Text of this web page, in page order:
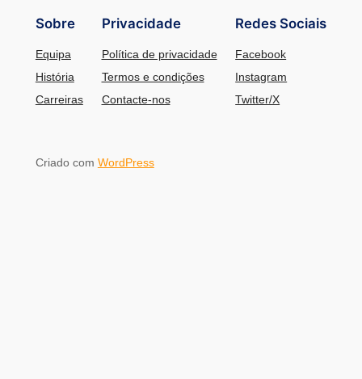
Sobre
Equipa
História
Carreiras
Privacidade
Política de privacidade
Termos e condições
Contacte-nos
Redes Sociais
Facebook
Instagram
Twitter/X
Criado com WordPress